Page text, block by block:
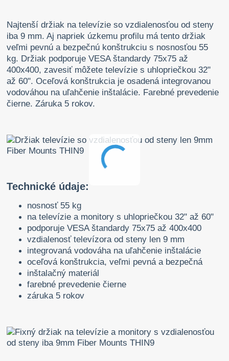
Najtenší držiak na televízie so vzdialenosťou od steny
iba 9 mm. Aj napriek úzkemu profilu má tento držiak
veľmi pevnú a bezpečnú konštrukciu s nosnosťou 55
kg. Držiak podporuje VESA štandardy 75x75 až
400x400, zavesiť môžete televízie s uhlopriečkou 32"
až 60". Oceľová konštrukcia je osadená integrovanou
vodováhou na uľahčenie inštalácie. Farebné prevedenie
čierne. Záruka 5 rokov.
Technické údaje:
nosnosť 55 kg
na televízie a monitory s uhlopriečkou 32" až 60"
podporuje VESA štandardy 75x75 až 400x400
vzdialenosť televízora od steny len 9 mm
integrovaná vodováha na uľahčenie inštalácie
oceľová konštrukcia, veľmi pevná a bezpečná
inštalačný materiál
farebné prevedenie čierne
záruka 5 rokov